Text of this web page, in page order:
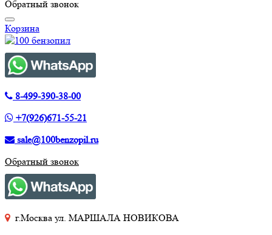
Обратный звонок
Корзина
8-499-390-38-00
+7(926)671-55-21
sale@100benzopil.ru
Обратный звонок
г.Москва ул. МАРШАЛА НОВИКОВА